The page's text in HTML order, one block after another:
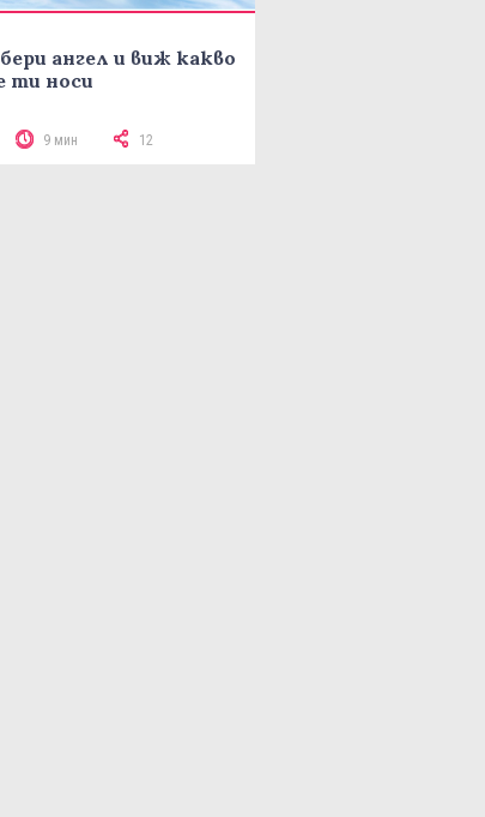
ангел и виж какво
ти носи
9 мин 12